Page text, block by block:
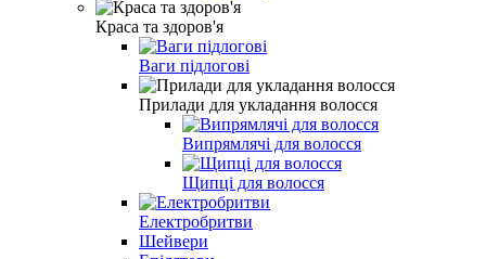
Краса та здоров'я
Ваги підлогові
Прилади для укладання волосся
Випрямлячі для волосся
Щипці для волосся
Електробритви
Шейвери